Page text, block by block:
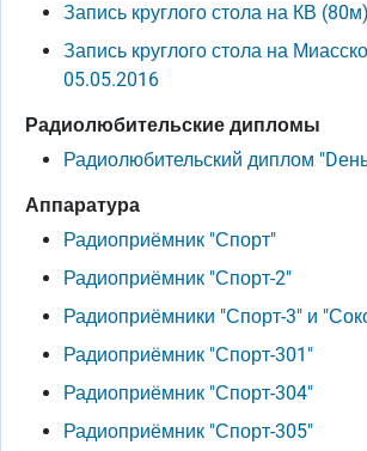
Запись круглого стола на КВ
Запись круглого стола на
05.05.2016
Радиолюбительские дипломы
Радиолюбительский диплом
Аппаратура
Радиоприёмник "Спорт"
Радиоприёмник "Спорт-2"
Радиоприёмники "Спорт-3" и
Радиоприёмник "Спорт-301"
Радиоприёмник "Спорт-304"
Радиоприёмник "Спорт-305"